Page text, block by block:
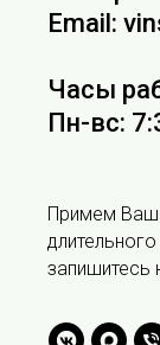
Email:
Часы
Пн-вс:
Примем Ваш
запишитесь